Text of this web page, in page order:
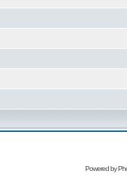
Powered by